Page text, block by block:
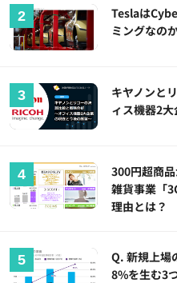
Teslaは
ミングなの
キヤノンと
ィス機器2
300円超商
雑貨事業「
理由とは？
Q. 新規上場
8%を生む3